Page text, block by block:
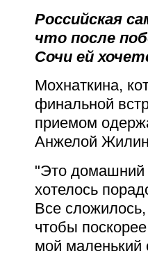
Российская
что после
Сочи ей
Мохнаткина,
финальной
приемом
Анжелой
"Это домашний
хотелось
Все
чтобы
мой маленький